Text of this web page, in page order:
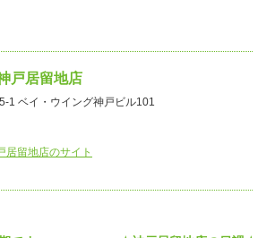
戸居留地店
1 ベイ・ウイング神戸ビル101
居留地店のサイト